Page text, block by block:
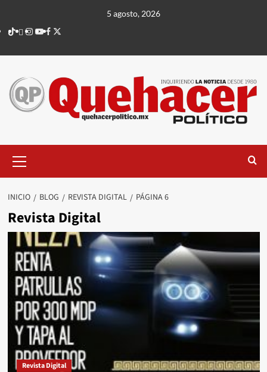
contenido
5 agosto, 2026
TikTok
threads
Instagram
Youtube
Facebook
X
principal
INICIO BLOG REVISTA DIGITAL PÁGINA 6
Revista Digital
Revista Digital